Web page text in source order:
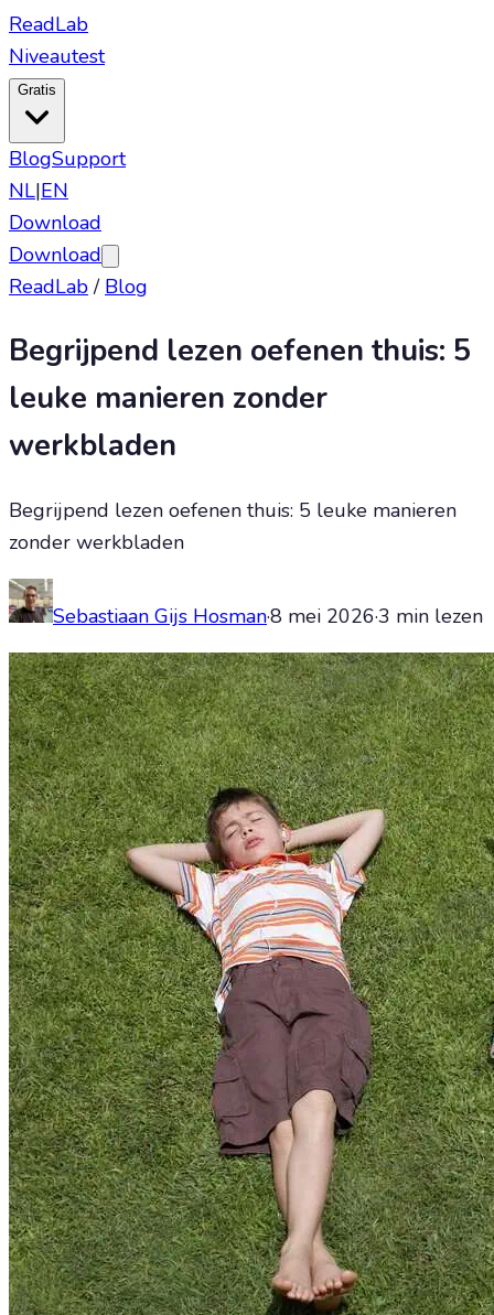
ReadLab
Niveautest
Gratis
BlogSupport
NL|EN
Download
Download
ReadLab/ Blog
Begrijpend lezen oefenen thuis: 5
leuke manieren zonder
werkbladen
Begrijpend lezen oefenen thuis: 5 leuke manieren
zonder werkbladen
Sebastiaan Gijs Hosman·8 mei 2026·3 min lezen